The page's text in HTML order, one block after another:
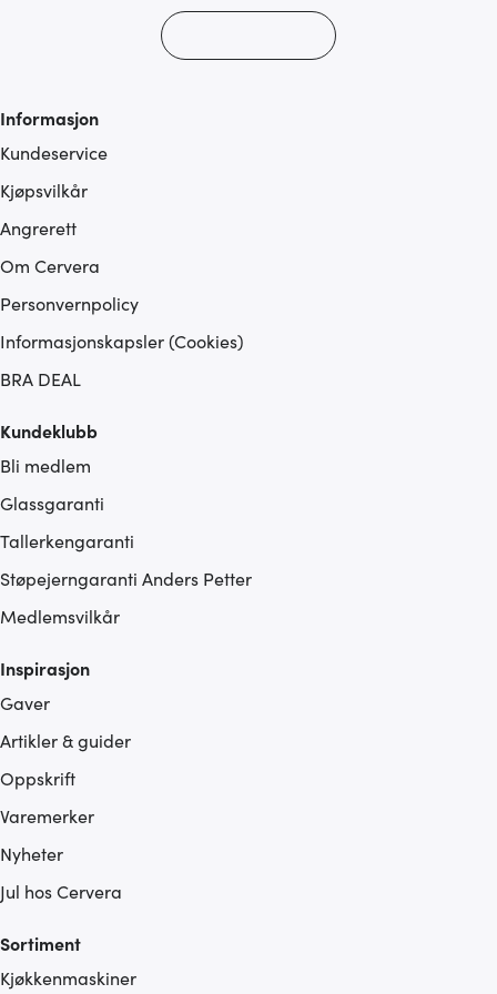
Informasjon
Kundeservice
Kjøpsvilkår
Angrerett
Om Cervera
Personvernpolicy
Informasjonskapsler (Cookies)
BRA DEAL
Kundeklubb
Bli medlem
Glassgaranti
Tallerkengaranti
Støpejerngaranti Anders Petter
Medlemsvilkår
Inspirasjon
Gaver
Artikler & guider
Oppskrift
Varemerker
Nyheter
Jul hos Cervera
Sortiment
Kjøkkenmaskiner